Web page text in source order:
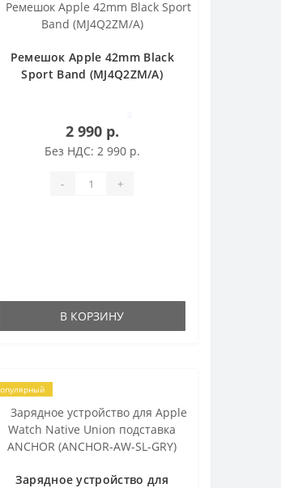
Ремешок Apple 42mm Black
Sport Band (MJ4Q2ZM/A)
2 990 р.
Без НДС: 2 990 р.
- +
В КОРЗИНУ
Зарядное устройство для